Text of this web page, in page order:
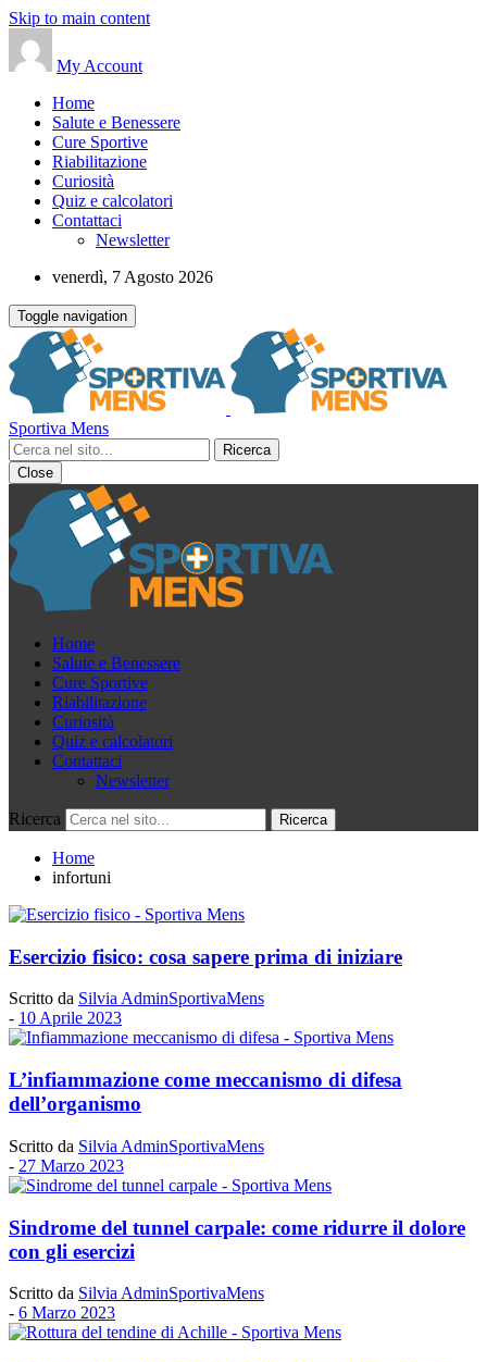
Skip to main content
My Account
Home
Salute e Benessere
Cure Sportive
Riabilitazione
Curiosità
Quiz e calcolatori
Contattaci
Newsletter
venerdì, 7 Agosto 2026
Toggle navigation
Sportiva Mens
Close
Home
Salute e Benessere
Cure Sportive
Riabilitazione
Curiosità
Quiz e calcolatori
Contattaci
Newsletter
Ricerca
Home
infortuni
Esercizio fisico: cosa sapere prima di iniziare
Scritto da Silvia AdminSportivaMens
- 10 Aprile 2023
L’infiammazione come meccanismo di difesa
dell’organismo
Scritto da Silvia AdminSportivaMens
- 27 Marzo 2023
Sindrome del tunnel carpale: come ridurre il dolore
con gli esercizi
Scritto da Silvia AdminSportivaMens
- 6 Marzo 2023